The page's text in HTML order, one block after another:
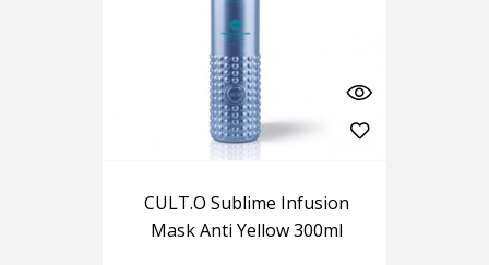
CULT.O Sublime Infusion
Mask Anti Yellow 300ml